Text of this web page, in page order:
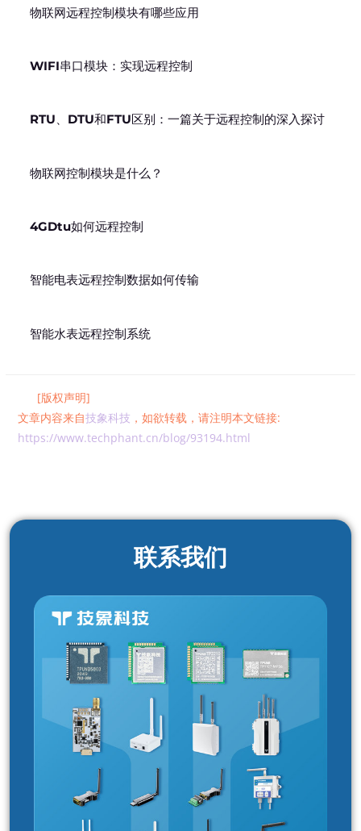
物联网远程控制模块有哪些应用
WIFI串口模块：实现远程控制
RTU、DTU和FTU区别：一篇关于远程控制的深入探讨
物联网控制模块是什么？
4GDtu如何远程控制
智能电表远程控制数据如何传输
智能水表远程控制系统
[版权声明]
文章内容来自技象科技 ，如欲转载，请注明本文链接:
https://www.techphant.cn/blog/93194.html
联系我们